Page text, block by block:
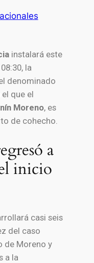
instalará este
la
denominado
que el
Moreno, es
de cohecho.
a
inicio
casi seis
del caso
de Moreno y
a la